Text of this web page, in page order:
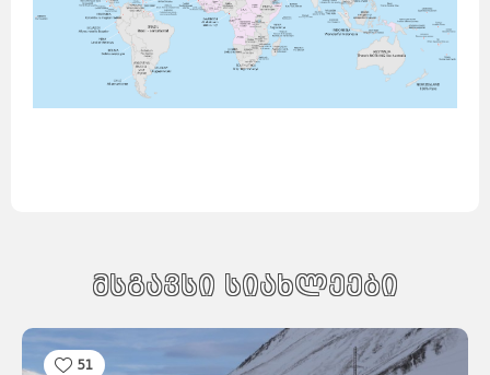
მსგავსი სიახლეები
51